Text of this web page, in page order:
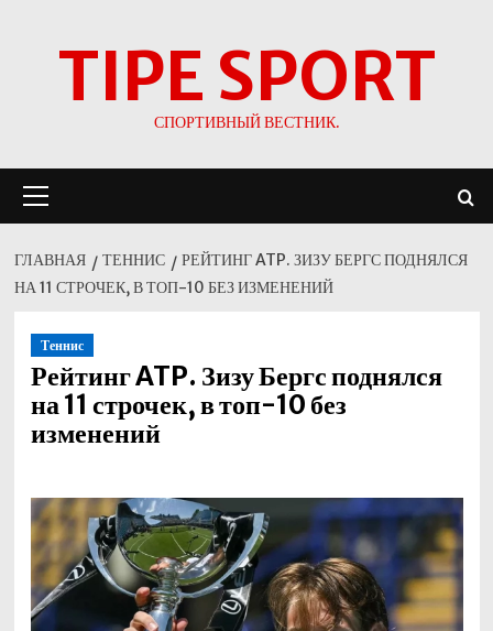
TIPE SPORT
СПОРТИВНЫЙ ВЕСТНИК.
меню
ГЛАВНАЯ ТЕННИС
РЕЙТИНГ ATP. ЗИЗУ БЕРГС ПОДНЯЛСЯ
НА 11 СТРОЧЕК, В ТОП-10 БЕЗ ИЗМЕНЕНИЙ
Теннис
Рейтинг ATP. Зизу Бергс поднялся
на 11 строчек, в топ-10 без
изменений